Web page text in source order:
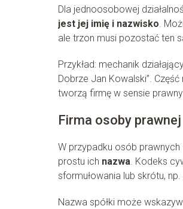
Dla jednoosobowej
jest jej imię i nazwisko .
ale trzon musi pozostać ten
Przykład: mechanik
Dobrze Jan Kowalski”.
tworzą firmę w sensie
Firma osoby prawnej
W przypadku osób prawnych
prostu ich nazwa . Kodeks
sformułowania lub skrótu,
Nazwa spółki może